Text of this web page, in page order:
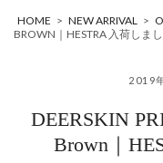
HOME > NEW ARRIVAL >
BROWN｜HESTRA 入荷しまし
2019
DEERSKIN
Brown｜